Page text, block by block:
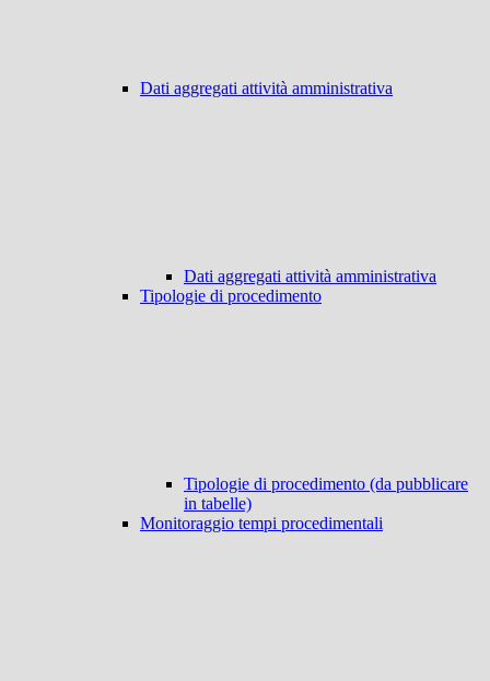
Dati aggregati attività amministrativa
Dati aggregati attività amministrativa
Tipologie di procedimento
Tipologie di procedimento (da pubblicare
in tabelle)
Monitoraggio tempi procedimentali